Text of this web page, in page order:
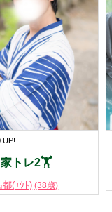
UP!
家トレ2🏋️
都(ﾕｳﾄ) (38歳)